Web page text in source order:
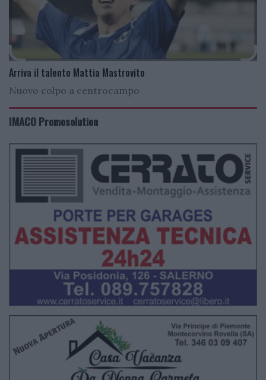
Arriva il talento Mattia Mastrovito
Nuovo colpo a centrocampo
IMACO Promosolution